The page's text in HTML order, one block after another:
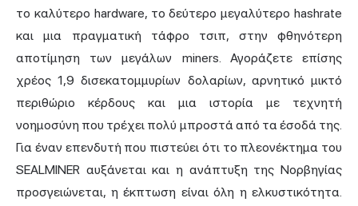
το καλύτερο hardware, το δεύτερο μεγαλύτερο hashrate
και μια πραγματική τάφρο τσιπ, στην φθηνότερη
αποτίμηση των μεγάλων miners. Αγοράζετε επίσης
χρέος 1,9 δισεκατομμυρίων δολαρίων, αρνητικό μικτό
περιθώριο κέρδους και μια ιστορία με τεχνητή
νοημοσύνη που τρέχει πολύ μπροστά από τα έσοδά της.
Για έναν επενδυτή που πιστεύει ότι το πλεονέκτημα του
SEALMINER αυξάνεται και η ανάπτυξη της Νορβηγίας
προσγειώνεται, η έκπτωση είναι όλη η ελκυστικότητα.